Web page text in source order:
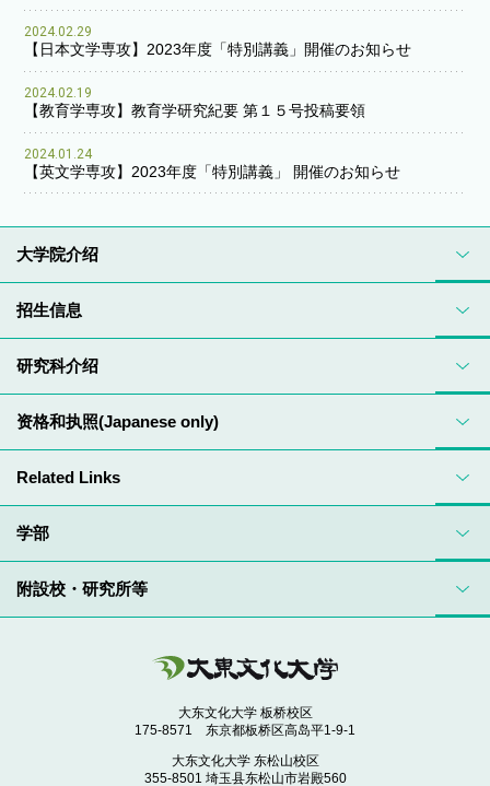
2024.02.29
【日本文学専攻】2023年度「特別講義」開催のお知らせ
2024.02.19
【教育学専攻】教育学研究紀要 第１５号投稿要領
2024.01.24
【英文学専攻】2023年度「特別講義」 開催のお知らせ
学部
附設校・研究所等
大东文化大学 板桥校区
175-8571 东京都板桥区高岛平1-9-1
大东文化大学 东松山校区
355-8501 埼玉县东松山市岩殿560
大学院介绍
招生信息
研究科介绍
资格和执照(Japanese only)
Related Links